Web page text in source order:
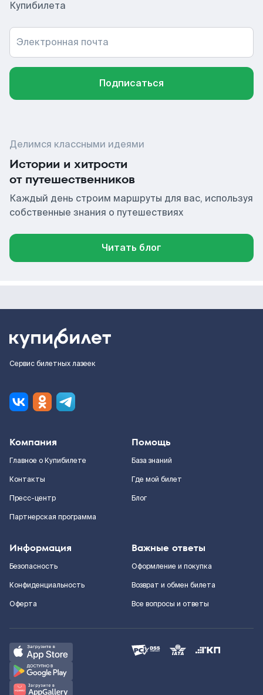
Купибилета
Электронная почта
Подписаться
Делимся классными идеями
Истории и хитрости
от путешественников
Каждый день строим маршруты для вас, используя
собственные знания о путешествиях
Читать блог
Сервис билетных лазеек
Компания
Главное о Купибилете
Контакты
Пресс-центр
Партнерская программа
Помощь
База знаний
Где мой билет
Блог
Информация
Безопасность
Конфиденциальность
Оферта
Важные ответы
Оформление и покупка
Возврат и обмен билета
Все вопросы и ответы